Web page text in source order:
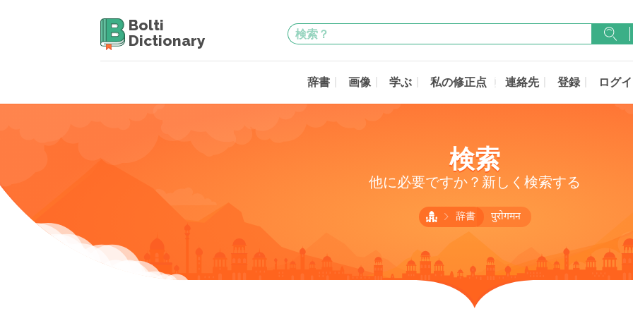
Bolti
Dictionary
辞書 画像 学ぶ 私の修正点 連絡先 登録 ログ
検索
他に必要ですか？新しく検索する
辞書 पुरोगमन